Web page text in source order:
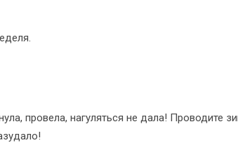
провела, нагуляться не дала! Проводите